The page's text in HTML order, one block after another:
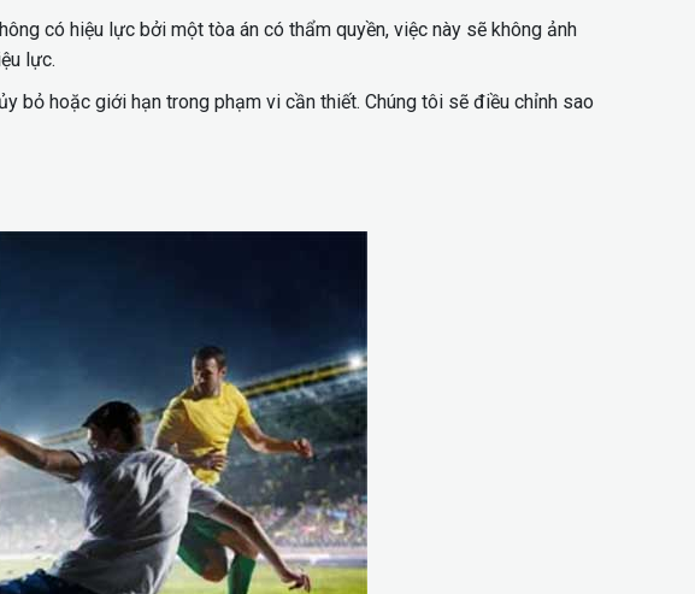
có hiệu lực bởi một tòa án có thẩm quyền, việc này sẽ không ảnh
lực.
bỏ hoặc giới hạn trong phạm vi cần thiết. Chúng tôi sẽ điều chỉnh sao